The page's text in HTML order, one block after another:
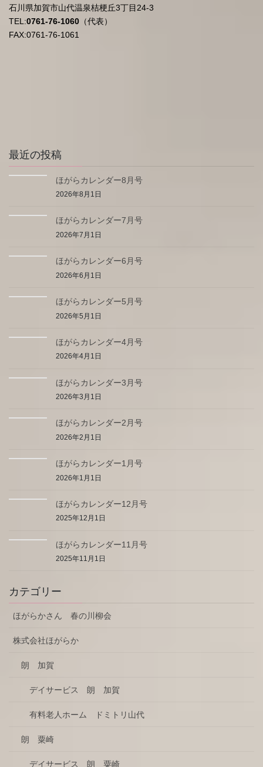
石川県加賀市山代温泉桔梗丘3丁目24-3
TEL:0761-76-1060 （代表）
FAX:0761-76-1061
最近の投稿
ほがらカレンダー8月号
2026年8月1日
ほがらカレンダー7月号
2026年7月1日
ほがらカレンダー6月号
2026年6月1日
ほがらカレンダー5月号
2026年5月1日
ほがらカレンダー4月号
2026年4月1日
ほがらカレンダー3月号
2026年3月1日
ほがらカレンダー2月号
2026年2月1日
ほがらカレンダー1月号
2026年1月1日
ほがらカレンダー12月号
2025年12月1日
ほがらカレンダー11月号
2025年11月1日
カテゴリー
ほがらかさん 春の川柳会
株式会社ほがらか
朗 加賀
デイサービス 朗 加賀
有料老人ホーム ドミトリ山代
朗 粟崎
デイサービス 朗 粟崎